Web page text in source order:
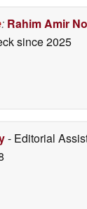
: Rahim Amir
since 2025
- Editorial